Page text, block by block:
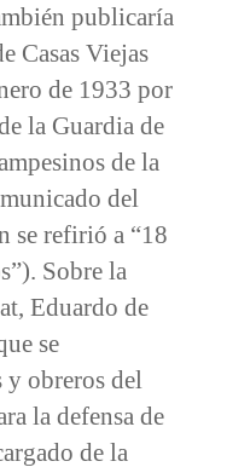
publicaría
Casas Viejas
de 1933 por
la Guardia de
de la
del
se refirió a “18
Sobre la
Eduardo de
se
obreros del
la defensa de
de la